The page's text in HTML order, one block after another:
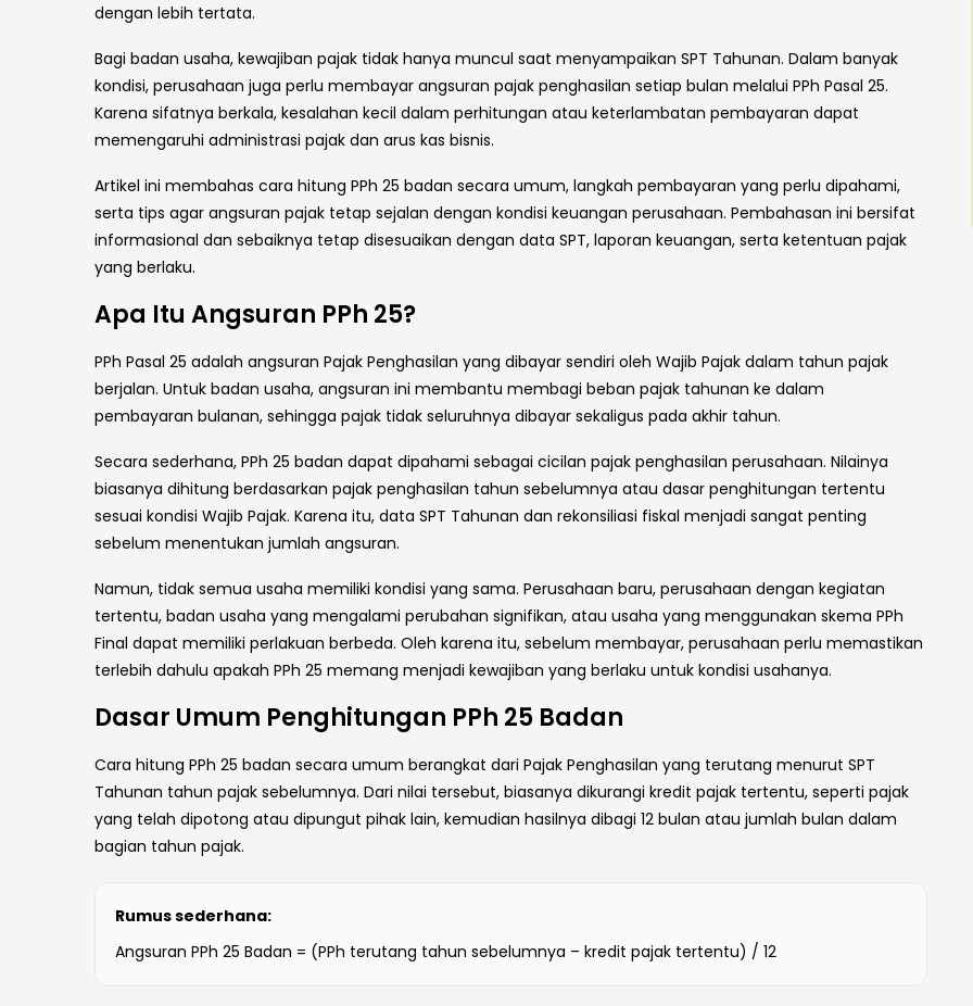
dengan lebih tertata.
Bagi badan usaha, kewajiban pajak tidak hanya muncul saat menyampaikan SPT Tahunan. Dalam banyak
kondisi, perusahaan juga perlu membayar angsuran pajak penghasilan setiap bulan melalui PPh Pasal 25.
Karena sifatnya berkala, kesalahan kecil dalam perhitungan atau keterlambatan pembayaran dapat
memengaruhi administrasi pajak dan arus kas bisnis.
Artikel ini membahas cara hitung PPh 25 badan secara umum, langkah pembayaran yang perlu dipahami,
serta tips agar angsuran pajak tetap sejalan dengan kondisi keuangan perusahaan. Pembahasan ini bersifat
informasional dan sebaiknya tetap disesuaikan dengan data SPT, laporan keuangan, serta ketentuan pajak
yang berlaku.
Apa Itu Angsuran PPh 25?
PPh Pasal 25 adalah angsuran Pajak Penghasilan yang dibayar sendiri oleh Wajib Pajak dalam tahun pajak
berjalan. Untuk badan usaha, angsuran ini membantu membagi beban pajak tahunan ke dalam
pembayaran bulanan, sehingga pajak tidak seluruhnya dibayar sekaligus pada akhir tahun.
Secara sederhana, PPh 25 badan dapat dipahami sebagai cicilan pajak penghasilan perusahaan. Nilainya
biasanya dihitung berdasarkan pajak penghasilan tahun sebelumnya atau dasar penghitungan tertentu
sesuai kondisi Wajib Pajak. Karena itu, data SPT Tahunan dan rekonsiliasi fiskal menjadi sangat penting
sebelum menentukan jumlah angsuran.
Namun, tidak semua usaha memiliki kondisi yang sama. Perusahaan baru, perusahaan dengan kegiatan
tertentu, badan usaha yang mengalami perubahan signifikan, atau usaha yang menggunakan skema PPh
Final dapat memiliki perlakuan berbeda. Oleh karena itu, sebelum membayar, perusahaan perlu memastikan
terlebih dahulu apakah PPh 25 memang menjadi kewajiban yang berlaku untuk kondisi usahanya.
Dasar Umum Penghitungan PPh 25 Badan
Cara hitung PPh 25 badan secara umum berangkat dari Pajak Penghasilan yang terutang menurut SPT
Tahunan tahun pajak sebelumnya. Dari nilai tersebut, biasanya dikurangi kredit pajak tertentu, seperti pajak
yang telah dipotong atau dipungut pihak lain, kemudian hasilnya dibagi 12 bulan atau jumlah bulan dalam
bagian tahun pajak.
Rumus sederhana:
Angsuran PPh 25 Badan = (PPh terutang tahun sebelumnya – kredit pajak tertentu) / 12